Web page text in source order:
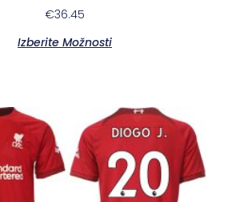
€36.45
Izberite Možnosti